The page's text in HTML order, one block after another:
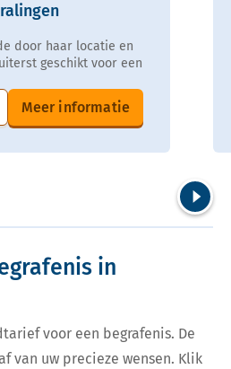
door haar locatie en
geschikt voor een
Meer informatie
in
voor een begrafenis. De
van uw precieze wensen. Klik